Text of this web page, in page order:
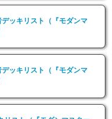
ッキリスト（『モダンマ
ッキリスト（『モダンマ